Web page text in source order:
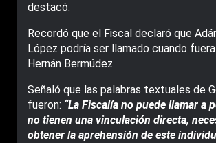
destacó.
Recordó que el Fiscal declaró que
López podría ser llamado cuando
Hernán Bermúdez.
Señaló que las palabras textuales de
fueron: “La Fiscalía no puede llamar a
no tienen una vinculación directa,
obtener la aprehensión de este